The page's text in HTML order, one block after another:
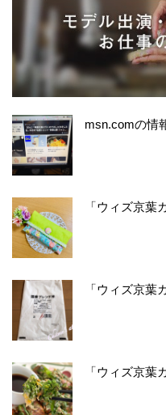
msn.comの情
「ウィズ京葉
「ウィズ京葉
「ウィズ京葉